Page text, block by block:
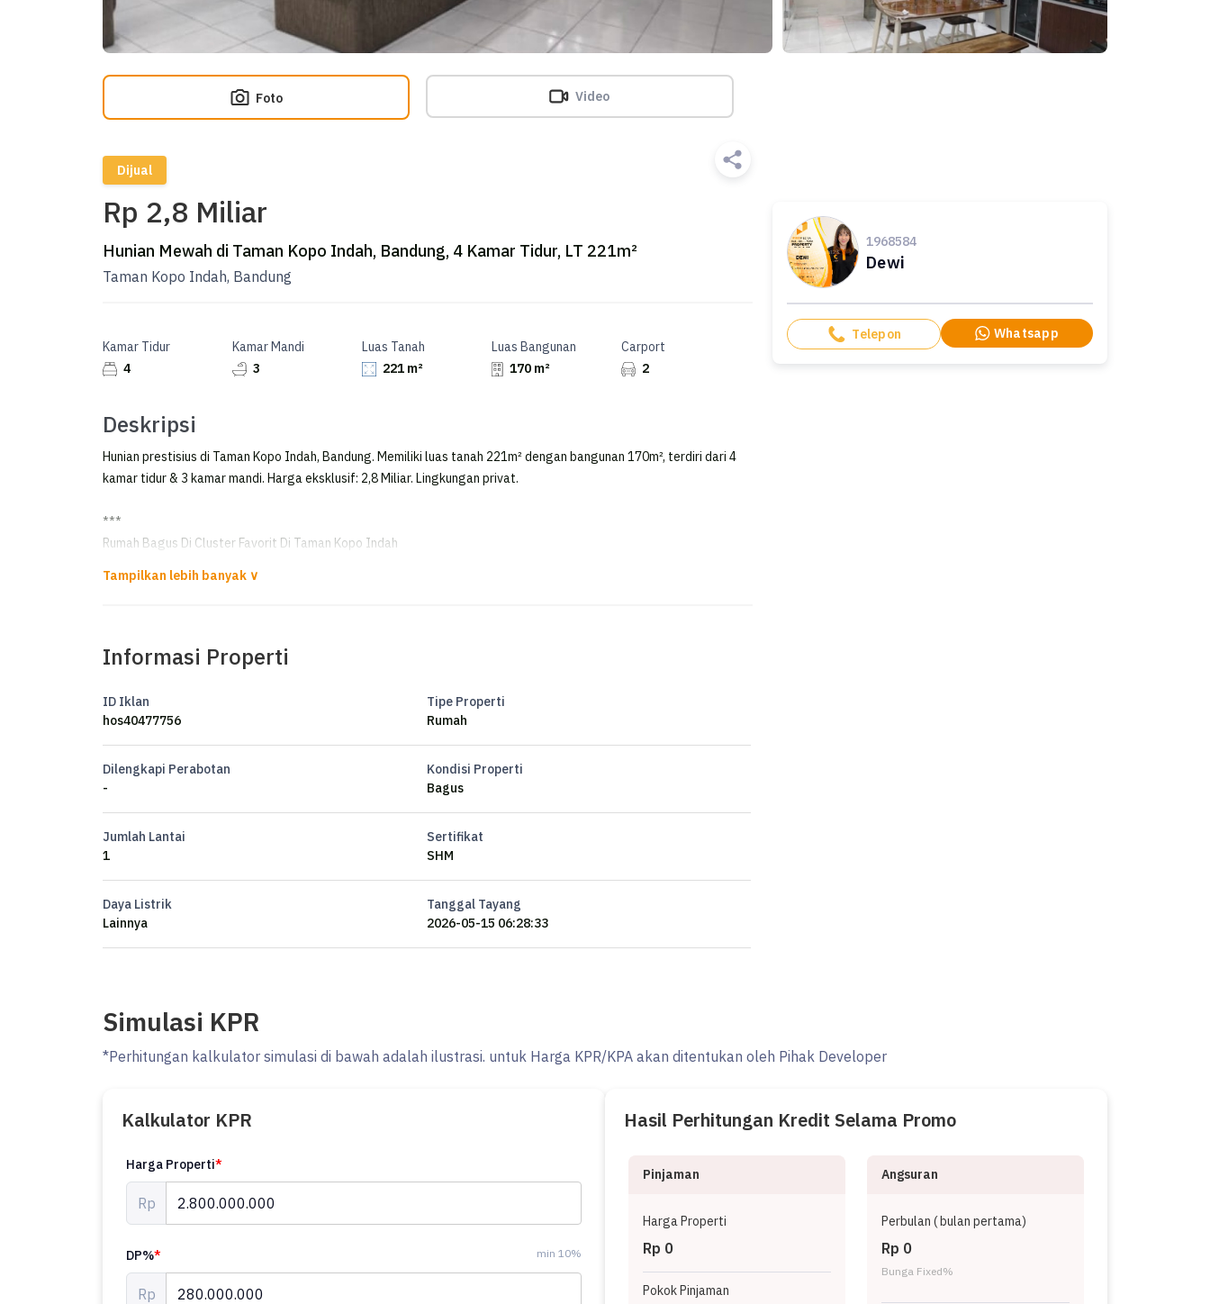
Foto Video
Dijual
Rp 2,8 Miliar
Hunian Mewah di Taman Kopo Indah, Bandung, 4 Kamar Tidur, LT 221m²
Taman Kopo Indah, Bandung
Kamar Tidur
4
Kamar Mandi
3
Luas Tanah
221 m²
Luas Bangunan
170 m²
Carport
2
Deskripsi
Hunian prestisius di Taman Kopo Indah, Bandung. Memiliki luas tanah 221m² dengan bangunan 170m², terdiri dari 4
kamar tidur & 3 kamar mandi. Harga eksklusif: 2,8 Miliar. Lingkungan privat.
***
Rumah Bagus Di Cluster Favorit Di Taman Kopo Indah
**FOR SALE**
Luas tanah 221
Lebar muka 17,5m
Kamar tidur 3+1
Air ke dalam nya -+40m
Informasi Properti
ID Iklan
hos40477756
Tipe Properti
Rumah
Dilengkapi Perabotan
-
Kondisi Properti
Bagus
Jumlah Lantai
1
Sertifikat
SHM
Daya Listrik
Lainnya
Tanggal Tayang
2026-05-15 06:28:33
1968584
Dewi
Telepon Whatsapp
Simulasi KPR
*Perhitungan kalkulator simulasi di bawah adalah ilustrasi. untuk Harga KPR/KPA akan ditentukan oleh Pihak Developer
Kalkulator KPR
Harga Properti*
Rp
DP%* min 10%
Rp
Hasil Perhitungan Kredit Selama Promo
Pinjaman
Harga Properti
Rp 0
Pokok Pinjaman
Angsuran
Perbulan (bulan pertama)
Rp 0
Bunga Fixed%